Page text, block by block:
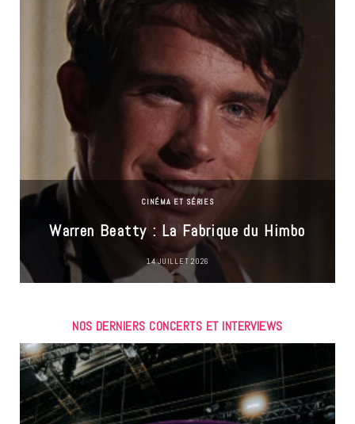
CINÉMA ET SÉRIES
Warren Beatty : La Fabrique du Himbo
14 JUILLET 2026
NOS DERNIERS CONCERTS ET INTERVIEWS